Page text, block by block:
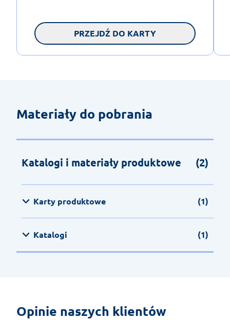
PRZEJDŹ DO KARTY
Materiały do pobrania
Katalogi i materiały produktowe (2)
Karty produktowe (1)
Katalogi (1)
Opinie naszych klientów